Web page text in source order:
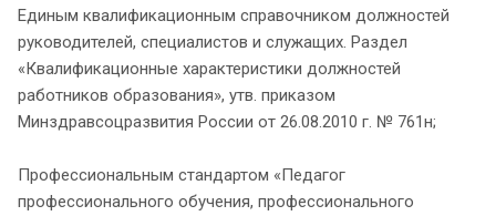
Единым квалификационным справочником должностей
руководителей, специалистов и служащих. Раздел
«Квалификационные характеристики должностей
работников образования», утв. приказом
Минздравсоцразвития России от 26.08.2010 г. № 761н;
Профессиональным стандартом «Педагог
профессионального обучения, профессионального